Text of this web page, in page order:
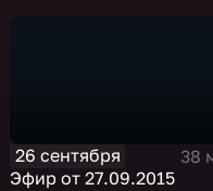
26 сентября
38
Эфир от 27.09.2015